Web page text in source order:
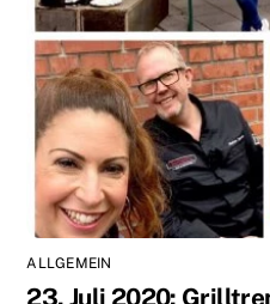
ALLGEMEIN
23. Juli 2020: